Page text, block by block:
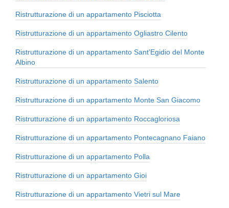
Ristrutturazione di un appartamento Pisciotta
Ristrutturazione di un appartamento Ogliastro Cilento
Ristrutturazione di un appartamento Sant'Egidio del Monte
Albino
Ristrutturazione di un appartamento Salento
Ristrutturazione di un appartamento Monte San Giacomo
Ristrutturazione di un appartamento Roccagloriosa
Ristrutturazione di un appartamento Pontecagnano Faiano
Ristrutturazione di un appartamento Polla
Ristrutturazione di un appartamento Gioi
Ristrutturazione di un appartamento Vietri sul Mare